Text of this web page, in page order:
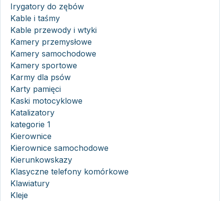
Irygatory do zębów
Kable i taśmy
Kable przewody i wtyki
Kamery przemysłowe
Kamery samochodowe
Kamery sportowe
Karmy dla psów
Karty pamięci
Kaski motocyklowe
Katalizatory
kategorie 1
Kierownice
Kierownice samochodowe
Kierunkowskazy
Klasyczne telefony komórkowe
Klawiatury
Kleje